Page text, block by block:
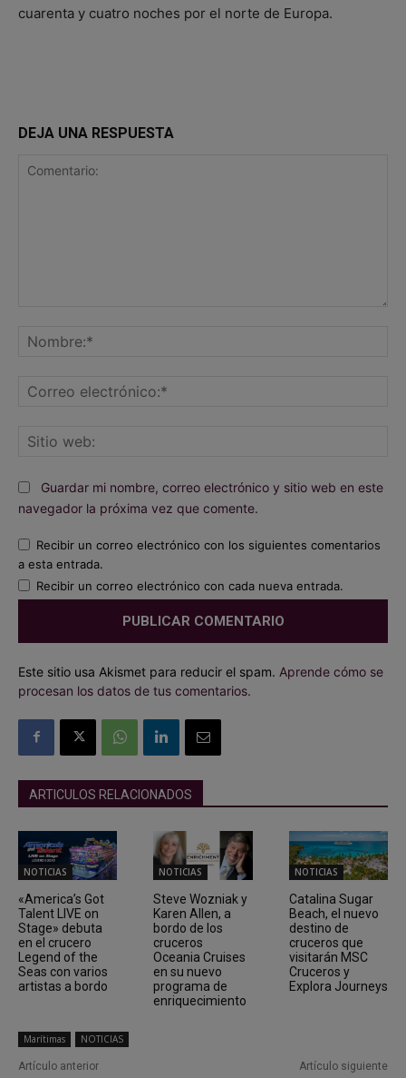
cuarenta y cuatro noches por el norte de Europa.
DEJA UNA RESPUESTA
Guardar mi nombre, correo electrónico y sitio web en este
navegador la próxima vez que comente.
Recibir un correo electrónico con los siguientes comentarios
a esta entrada.
Recibir un correo electrónico con cada nueva entrada.
Este sitio usa Akismet para reducir el spam. Aprende cómo se
procesan los datos de tus comentarios.
ARTICULOS RELACIONADOS
NOTICIAS
«America’s Got
Talent LIVE on
Stage» debuta
en el crucero
Legend of the
Seas con varios
artistas a bordo
NOTICIAS
Steve Wozniak y
Karen Allen, a
bordo de los
cruceros
Oceania Cruises
en su nuevo
programa de
enriquecimiento
NOTICIAS
Catalina Sugar
Beach, el nuevo
destino de
cruceros que
visitarán MSC
Cruceros y
Explora Journeys
Marítimas NOTICIAS
Artículo anterior Artículo siguiente